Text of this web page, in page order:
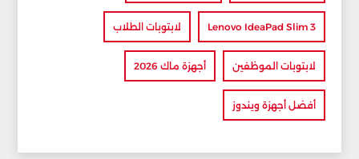
Lenovo IdeaPad Slim 3 لابتوبات الطلاب
لابتوبات الموظفين أجهزة ماك 2026
أفضل أجهزة ويندوز